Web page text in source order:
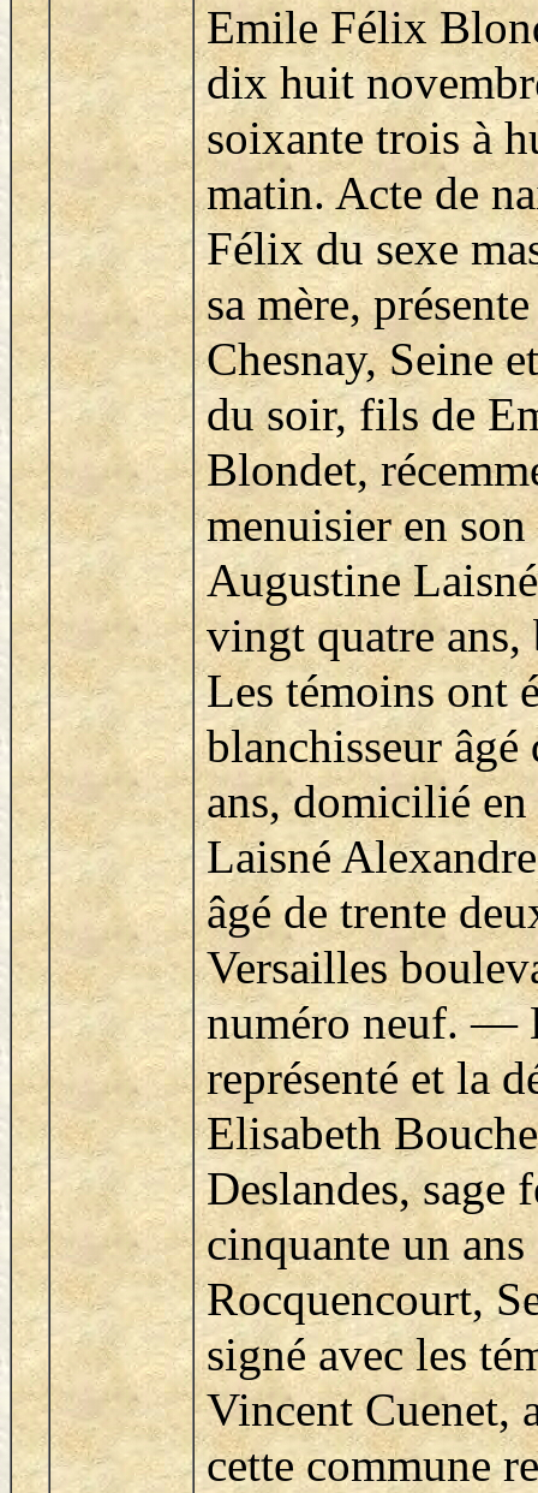
Emile Félix
dix huit
soixante trois à
matin. Acte de
Félix du sexe
sa mère,
Chesnay, Seine
du soir, fils de
Blondet,
menuisier en
Augustine
vingt quatre
Les témoins ont
blanchisseur
ans, domicilié
Laisné
âgé de trente
Versailles
numéro neuf. —
représenté et la
Elisabeth
Deslandes, sage
cinquante un
Rocquencourt,
signé avec les
Vincent Cuenet,
cette commune